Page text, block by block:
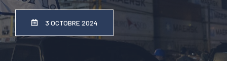
3 OCTOBRE 2024